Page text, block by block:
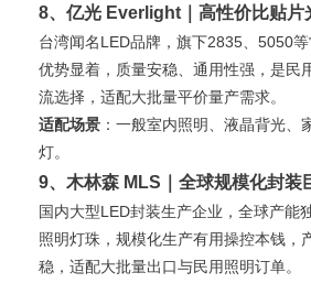
8、亿光 Everlight｜高性价比贴片
台湾闻名LED品牌，旗下2835、5050
优势显着，质量安稳、通用性强，是民
流选择，适配大批量平价量产需求。
适配场景 ：一般室内照明、液晶背光、
灯。
9、木林森 MLS｜全球规模化封装
国内大型LED封装生产企业，全球产能
照明灯珠，规模化生产有用操控本钱，
稳，适配大批量出口与民用照明订单。